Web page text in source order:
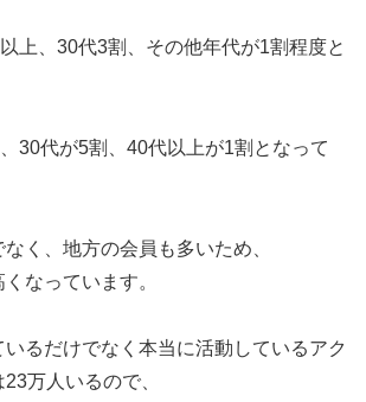
上、30代3割、その他年代が1割程度と
30代が5割、40代以上が1割となって
く、地方の会員も多いため、
なっています。
るだけでなく本当に活動しているアク
万人いるので、